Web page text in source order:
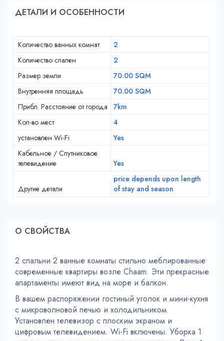
ДЕТАЛИ И ОСОБЕННОСТИ
Количество ванных комнат
2
Количество спален
2
Размер земли
70.00 SQM
Внутренняя площадь
70.00 SQM
Прибл. Расстояние от города
7km
Кол-во мест
4
установлен Wi-Fi
Yes
Кабельное / Спутниковое
телевидение
Yes
Другие детали
price depends upon length
of stay and season
О СВОЙСТВA
2 спальни 2 ванные комнаты стильно меблированные
современные квартиры возле Chaam. Эти прекрасные
апартаменты имеют вид на море и балкон.
В вашем распоряжении гостиный уголок и мини-кухня
с микроволновой печью и холодильником.
Установлен телевизор с плоским экраном и
цифровым телевидением. Wi-Fi включены. Уборка 1